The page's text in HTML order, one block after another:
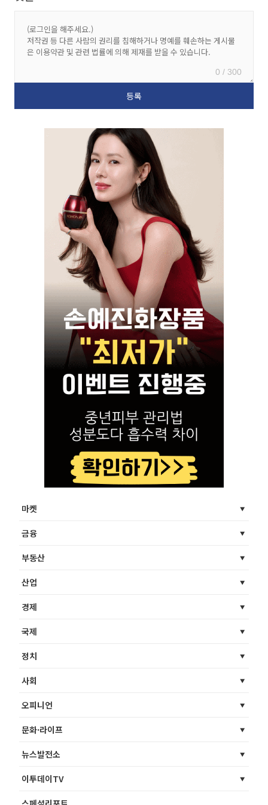
0 / 300
마켓
금융
부동산
산업
경제
국제
정치
사회
오피니언
문화·라이프
뉴스발전소
이투데이TV